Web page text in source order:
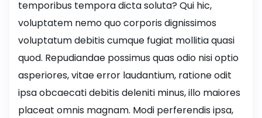
temporibus tempora dicta soluta? Qui hic,
voluptatem nemo quo corporis dignissimos
voluptatum debitis cumque fugiat mollitia quasi
quod. Repudiandae possimus quas odio nisi optio
asperiores, vitae error laudantium, ratione odit
ipsa obcaecati debitis deleniti minus, illo maiores
placeat omnis magnam. Modi perferendis ipsa,